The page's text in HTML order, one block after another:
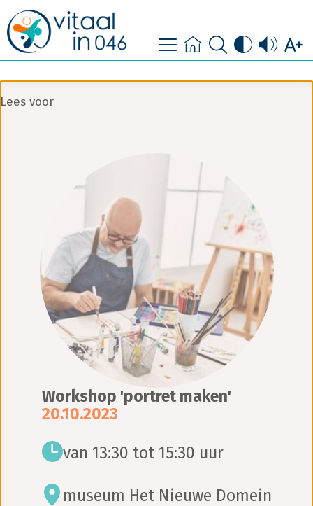
contact
Lees voor
Workshop 'portret maken'
20.10.2023
van 13:30 tot 15:30 uur
museum Het Nieuwe Domein